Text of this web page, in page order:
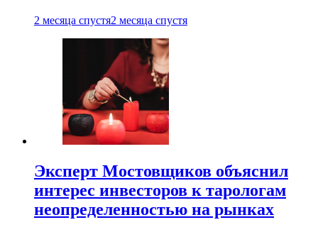
2 месяца спустя2 месяца спустя
Эксперт Мостовщиков объяснил
интерес инвесторов к тарологам
неопределенностью на рынках